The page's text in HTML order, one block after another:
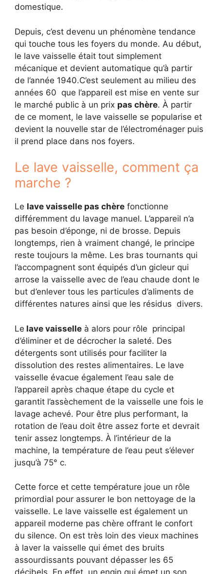
domestique.
Depuis, c’est devenu un phénomène tendance
qui touche tous les foyers du monde. Au début,
le lave vaisselle était tout simplement
mécanique et devient automatique qu’à partir
de l’année 1940.C’est seulement au milieu des
années 60 que l’appareil est mise en vente sur
le marché public à un prix pas chère. À partir
de ce moment, le lave vaisselle se popularise et
devient la nouvelle star de l’électroménager puis
il prend place dans nos foyers.
Le lave vaisselle, comment ça
marche ?
Le lave vaisselle pas chère fonctionne
différemment du lavage manuel. L’appareil n’a
pas besoin d’éponge, ni de brosse. Depuis
longtemps, rien à vraiment changé, le principe
reste toujours la même. Les bras tournants qui
l’accompagnent sont équipés d’un gicleur qui
arrose la vaisselle avec de l’eau chaude dont le
but d’enlever tous les particules d’aliments de
différentes natures ainsi que les résidus divers.
Le lave vaisselle à alors pour rôle principal
d’éliminer et de décrocher la saleté. Des
détergents sont utilisés pour faciliter la
dissolution des restes alimentaires. Le lave
vaisselle évacue également l’eau sale de
l’appareil après chaque étape du cycle et
garantit l’assèchement de la vaisselle une fois le
lavage achevé. Pour être plus performant, la
rotation de l’eau doit être assez forte et devrait
tenir assez longtemps. À l’intérieur de la
machine, la température de l’eau peut s’élever
jusqu’à 75° c.
Cette force et cette température joue un rôle
primordial pour assurer le bon nettoyage de la
vaisselle. Le lave vaisselle est également un
appareil moderne pas chère offrant le confort
du silence. On est très loin des vieux machines
à laver la vaisselle qui émet des bruits
assourdissants pouvant dépasser les 65
décibels. En effet, un engin qui émet un son